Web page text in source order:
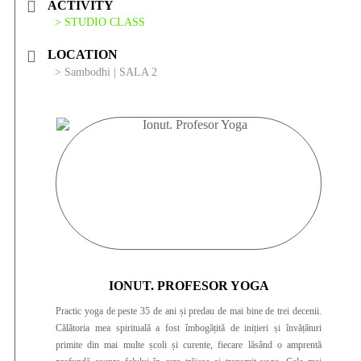
focul interior și practicile de Tummo. În 2019 am participat și la
cursurile lui Mantak Chia în România, care au adus o perspectivă
sacre care mă inspiră și mă ghidează constant sunt Yoga Sutra, tratatul
fundamental al tradiției yoghine, și Vijnana Bhairava Tantra, cu cele
spirituală și calea spre iluminare.
ACTIVITY
> STUDIO CLASS
LOCATION
> Sambodhi | SALA 2
IONUT. PROFESOR YOGA
Practic yoga de peste 35 de ani și predau de mai bine de trei decenii.
Călătoria mea spirituală a fost îmbogățită de inițieri și învățături
primite din mai multe școli și curente, fiecare lăsând o amprentă